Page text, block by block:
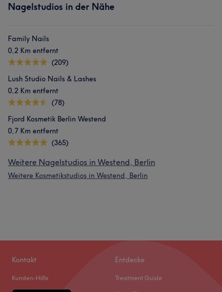
Nagelstudios in der Nähe
Family Nails
0,2 Km entfernt
(209)
Lush Studio Nails & Lashes
0,2 Km entfernt
(78)
Fjord Kosmetik Berlin Westend
0,7 Km entfernt
(365)
Weitere Nagelstudios in Westend, Berlin
Weitere Kosmetikstudios in Westend, Berlin
Kontakt
Kunden-Hilfe
Entdecke
Treatment Guide